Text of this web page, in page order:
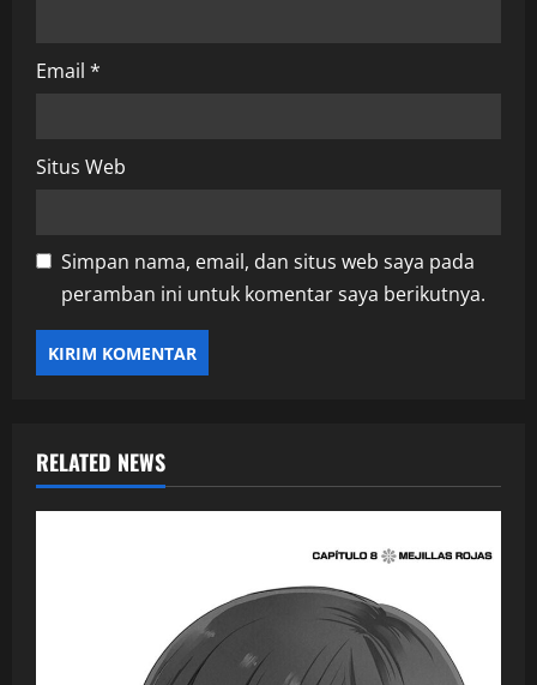
Email *
Situs Web
Simpan nama, email, dan situs web saya pada
peramban ini untuk komentar saya berikutnya.
RELATED NEWS